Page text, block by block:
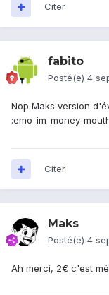
Citer
fabito
Posté(e) 4
Nop Maks version
Citer
Maks
Posté(e) 4
Ah merci, 2€ c'est